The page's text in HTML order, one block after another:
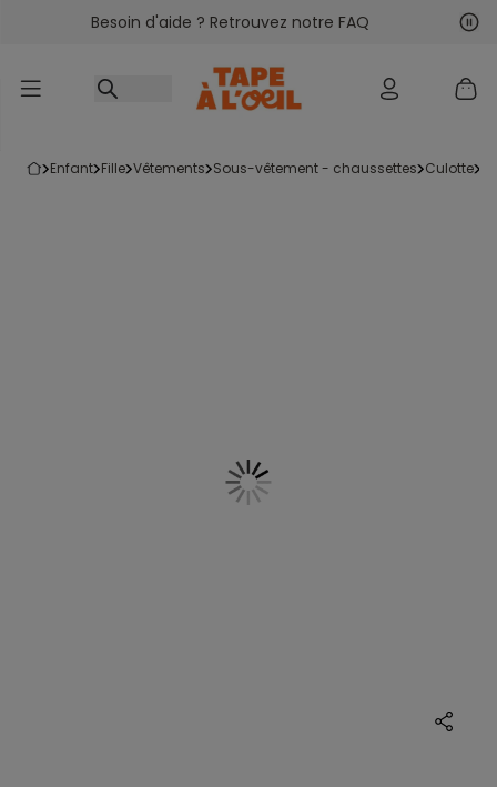
Accéder au contenu
Besoin d'aide ? Retrouvez notre FAQ
enfant fille vêtements sous-vêtement - chaussettes culotte